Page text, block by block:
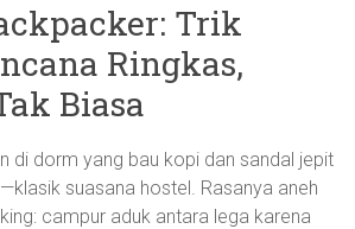
Trik
Ringkas,
Biasa
di dorm yang bau kopi dan sandal jepit
suasana hostel. Rasanya aneh
campur aduk antara lega karena